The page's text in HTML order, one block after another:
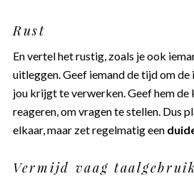
Rust
En vertel het rustig, zoals je ook
uitleggen. Geef iemand de tijd om
jou krijgt te verwerken. Geef hem de
reageren, om vragen te stellen. Dus
elkaar, maar zet regelmatig een
Vermijd vaag taalgebruik